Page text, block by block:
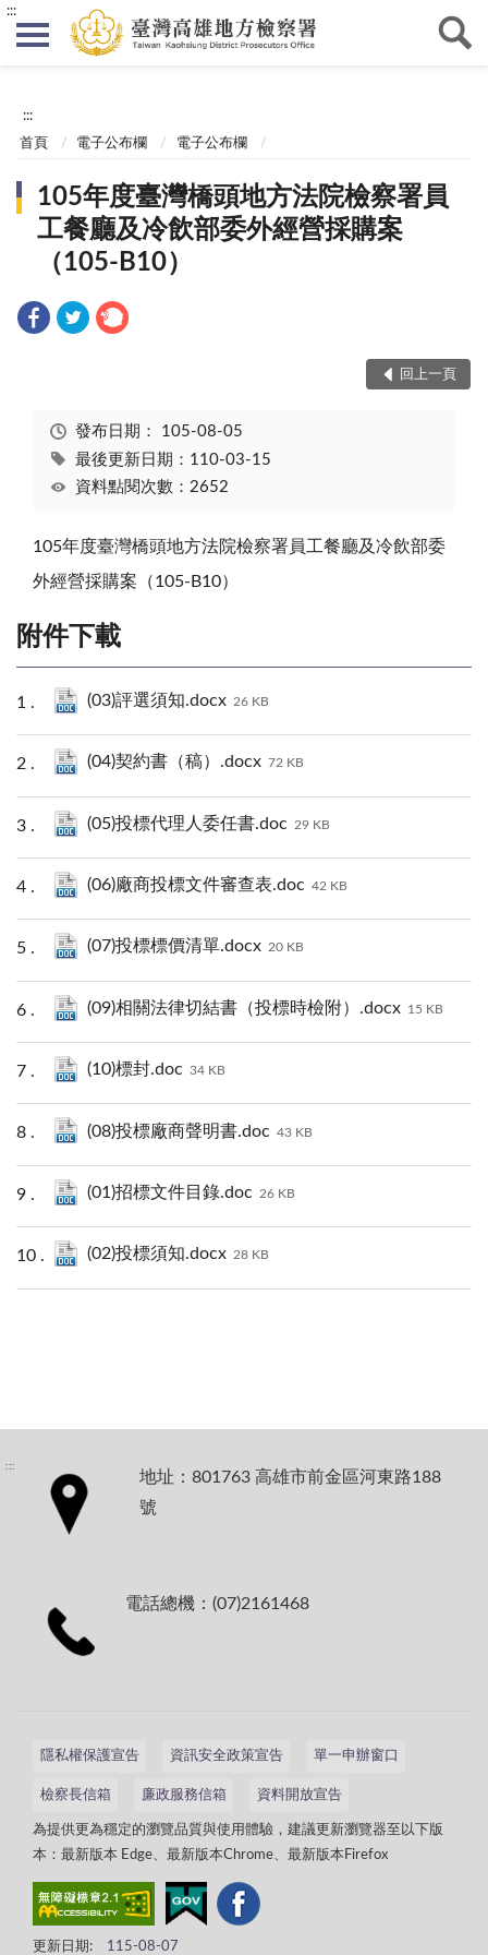
:::
:::
首頁 電子公布欄 電子公布欄
105年度臺灣橋頭地方法院檢察署員
工餐廳及冷飲部委外經營採購案
（105-B10）
回上一頁
發布日期： 105-08-05
最後更新日期：110-03-15
資料點閱次數：2652
105年度臺灣橋頭地方法院檢察署員工餐廳及冷飲部委
外經營採購案（105-B10）
附件下載
(03)評選須知.docx 26 KB
(04)契約書（稿）.docx 72 KB
(05)投標代理人委任書.doc 29 KB
(06)廠商投標文件審查表.doc 42 KB
(07)投標標價清單.docx 20 KB
(09)相關法律切結書（投標時檢附）.docx 15 KB
(10)標封.doc 34 KB
(08)投標廠商聲明書.doc 43 KB
(01)招標文件目錄.doc 26 KB
(02)投標須知.docx 28 KB
:::
地址：801763 高雄市前金區河東路188
號
電話總機：(07)2161468
隱私權保護宣告 資訊安全政策宣告 單一申辦窗口
檢察長信箱 廉政服務信箱 資料開放宣告
為提供更為穩定的瀏覽品質與使用體驗，建議更新瀏覽器至以下版
本：最新版本 Edge、最新版本Chrome、最新版本Firefox
更新日期: 115-08-07